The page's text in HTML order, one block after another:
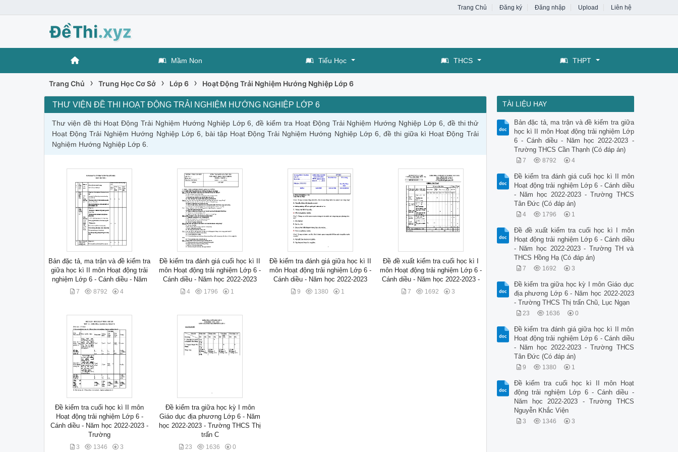
Trang Chủ Đăng ký Đăng nhập Upload Liên hệ
Mầm Non Tiểu Học THCS THPT
Trang Chủ › Trung Học Cơ Sở › Lớp 6 › Hoạt Động Trải Nghiệm Hướng Nghiệp Lớp 6
THƯ VIỆN ĐỀ THI HOẠT ĐỘNG TRẢI NGHIỆM HƯỚNG NGHIỆP LỚP 6
Thư viện đề thi Hoạt Động Trải Nghiệm Hướng Nghiệp Lớp 6, đề kiểm tra Hoạt Động Trải Nghiệm Hướng Nghiệp Lớp 6, đề thi thử
Hoạt Động Trải Nghiệm Hướng Nghiệp Lớp 6, bài tập Hoạt Động Trải Nghiệm Hướng Nghiệp Lớp 6, đề thi giữa kì Hoạt Động Trải
Nghiệm Hướng Nghiệp Lớp 6.
Bản đặc tả, ma trận và đề kiểm tra
giữa học kì II môn Hoạt động trải
nghiệm Lớp 6 - Cánh diều - Năm
7 8792 4
Đề kiểm tra đánh giá cuối học kì II
môn Hoạt động trải nghiệm Lớp 6 -
Cánh diều - Năm học 2022-2023
4 1796 1
Đề kiểm tra đánh giá giữa học kì II
môn Hoạt động trải nghiệm Lớp 6 -
Cánh diều - Năm học 2022-2023
9 1380 1
Đề đề xuất kiểm tra cuối học kì I
môn Hoạt động trải nghiệm Lớp 6 -
Cánh diều - Năm học 2022-2023 -
7 1692 3
Đề kiểm tra cuối học kì II môn
Hoạt động trải nghiệm Lớp 6 -
Cánh diều - Năm học 2022-2023 -
Trường
3 1346 3
Đề kiểm tra giữa học kỳ I môn
Giáo dục địa phương Lớp 6 - Năm
học 2022-2023 - Trường THCS Thị
trấn C
23 1636 0
TÀI LIỆU HAY
Bản đặc tả, ma trận và đề kiểm tra giữa
học kì II môn Hoạt động trải nghiệm Lớp
6 - Cánh diều - Năm học 2022-2023 -
Trường THCS Cần Thạnh (Có đáp án)
7 8792 4
Đề kiểm tra đánh giá cuối học kì II môn
Hoạt động trải nghiệm Lớp 6 - Cánh diều
- Năm học 2022-2023 - Trường THCS
Tân Đức (Có đáp án)
4 1796 1
Đề đề xuất kiểm tra cuối học kì I môn
Hoạt động trải nghiệm Lớp 6 - Cánh diều
- Năm học 2022-2023 - Trường TH và
THCS Hồng Hạ (Có đáp án)
7 1692 3
Đề kiểm tra giữa học kỳ I môn Giáo dục
địa phương Lớp 6 - Năm học 2022-2023
- Trường THCS Thị trấn Chũ, Lục Ngạn
23 1636 0
Đề kiểm tra đánh giá giữa học kì II môn
Hoạt động trải nghiệm Lớp 6 - Cánh diều
- Năm học 2022-2023 - Trường THCS
Tân Đức (Có đáp án)
9 1380 1
Đề kiểm tra cuối học kì II môn Hoạt
động trải nghiệm Lớp 6 - Cánh diều -
Năm học 2022-2023 - Trường THCS
Nguyễn Khắc Viện
3 1346 3